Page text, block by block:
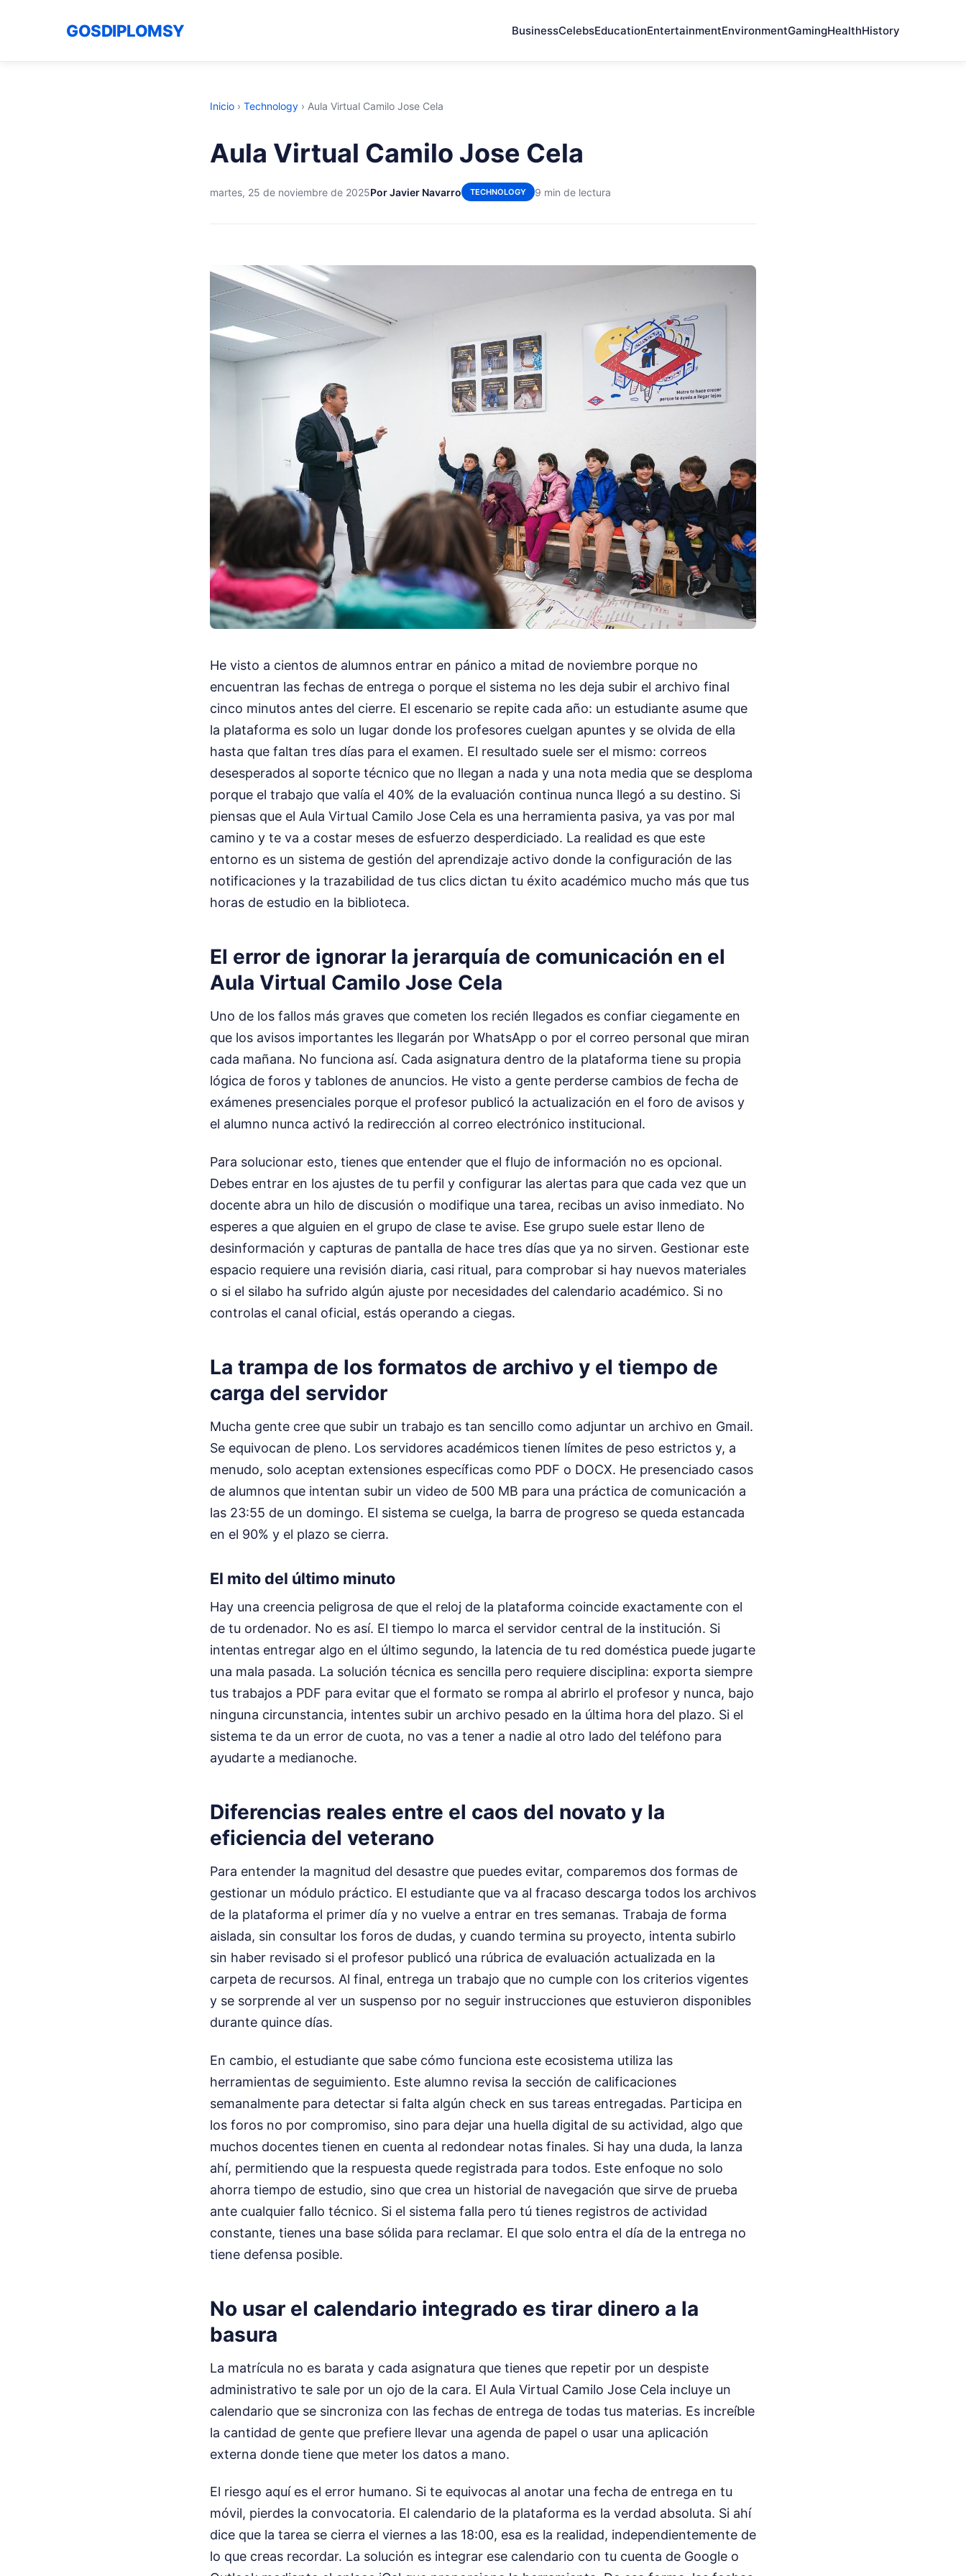
GOSDIPLOMSY BusinessCelebsEducationEntertainmentEnvironmentGamingHealthHistory
Inicio › Technology › Aula Virtual Camilo Jose Cela
Aula Virtual Camilo Jose Cela
martes, 25 de noviembre de 2025Por Javier Navarro TECHNOLOGY 9 min de lectura
He visto a cientos de alumnos entrar en pánico a mitad de noviembre porque no
encuentran las fechas de entrega o porque el sistema no les deja subir el archivo final
cinco minutos antes del cierre. El escenario se repite cada año: un estudiante asume que
la plataforma es solo un lugar donde los profesores cuelgan apuntes y se olvida de ella
hasta que faltan tres días para el examen. El resultado suele ser el mismo: correos
desesperados al soporte técnico que no llegan a nada y una nota media que se desploma
porque el trabajo que valía el 40% de la evaluación continua nunca llegó a su destino. Si
piensas que el Aula Virtual Camilo Jose Cela es una herramienta pasiva, ya vas por mal
camino y te va a costar meses de esfuerzo desperdiciado. La realidad es que este
entorno es un sistema de gestión del aprendizaje activo donde la configuración de las
notificaciones y la trazabilidad de tus clics dictan tu éxito académico mucho más que tus
horas de estudio en la biblioteca.
El error de ignorar la jerarquía de comunicación en el
Aula Virtual Camilo Jose Cela
Uno de los fallos más graves que cometen los recién llegados es confiar ciegamente en
que los avisos importantes les llegarán por WhatsApp o por el correo personal que miran
cada mañana. No funciona así. Cada asignatura dentro de la plataforma tiene su propia
lógica de foros y tablones de anuncios. He visto a gente perderse cambios de fecha de
exámenes presenciales porque el profesor publicó la actualización en el foro de avisos y
el alumno nunca activó la redirección al correo electrónico institucional.
Para solucionar esto, tienes que entender que el flujo de información no es opcional.
Debes entrar en los ajustes de tu perfil y configurar las alertas para que cada vez que un
docente abra un hilo de discusión o modifique una tarea, recibas un aviso inmediato. No
esperes a que alguien en el grupo de clase te avise. Ese grupo suele estar lleno de
desinformación y capturas de pantalla de hace tres días que ya no sirven. Gestionar este
espacio requiere una revisión diaria, casi ritual, para comprobar si hay nuevos materiales
o si el silabo ha sufrido algún ajuste por necesidades del calendario académico. Si no
controlas el canal oficial, estás operando a ciegas.
La trampa de los formatos de archivo y el tiempo de
carga del servidor
Mucha gente cree que subir un trabajo es tan sencillo como adjuntar un archivo en Gmail.
Se equivocan de pleno. Los servidores académicos tienen límites de peso estrictos y, a
menudo, solo aceptan extensiones específicas como PDF o DOCX. He presenciado casos
de alumnos que intentan subir un video de 500 MB para una práctica de comunicación a
las 23:55 de un domingo. El sistema se cuelga, la barra de progreso se queda estancada
en el 90% y el plazo se cierra.
El mito del último minuto
Hay una creencia peligrosa de que el reloj de la plataforma coincide exactamente con el
de tu ordenador. No es así. El tiempo lo marca el servidor central de la institución. Si
intentas entregar algo en el último segundo, la latencia de tu red doméstica puede jugarte
una mala pasada. La solución técnica es sencilla pero requiere disciplina: exporta siempre
tus trabajos a PDF para evitar que el formato se rompa al abrirlo el profesor y nunca, bajo
ninguna circunstancia, intentes subir un archivo pesado en la última hora del plazo. Si el
sistema te da un error de cuota, no vas a tener a nadie al otro lado del teléfono para
ayudarte a medianoche.
Diferencias reales entre el caos del novato y la
eficiencia del veterano
Para entender la magnitud del desastre que puedes evitar, comparemos dos formas de
gestionar un módulo práctico. El estudiante que va al fracaso descarga todos los archivos
de la plataforma el primer día y no vuelve a entrar en tres semanas. Trabaja de forma
aislada, sin consultar los foros de dudas, y cuando termina su proyecto, intenta subirlo
sin haber revisado si el profesor publicó una rúbrica de evaluación actualizada en la
carpeta de recursos. Al final, entrega un trabajo que no cumple con los criterios vigentes
y se sorprende al ver un suspenso por no seguir instrucciones que estuvieron disponibles
durante quince días.
En cambio, el estudiante que sabe cómo funciona este ecosistema utiliza las
herramientas de seguimiento. Este alumno revisa la sección de calificaciones
semanalmente para detectar si falta algún check en sus tareas entregadas. Participa en
los foros no por compromiso, sino para dejar una huella digital de su actividad, algo que
muchos docentes tienen en cuenta al redondear notas finales. Si hay una duda, la lanza
ahí, permitiendo que la respuesta quede registrada para todos. Este enfoque no solo
ahorra tiempo de estudio, sino que crea un historial de navegación que sirve de prueba
ante cualquier fallo técnico. Si el sistema falla pero tú tienes registros de actividad
constante, tienes una base sólida para reclamar. El que solo entra el día de la entrega no
tiene defensa posible.
No usar el calendario integrado es tirar dinero a la
basura
La matrícula no es barata y cada asignatura que tienes que repetir por un despiste
administrativo te sale por un ojo de la cara. El Aula Virtual Camilo Jose Cela incluye un
calendario que se sincroniza con las fechas de entrega de todas tus materias. Es increíble
la cantidad de gente que prefiere llevar una agenda de papel o usar una aplicación
externa donde tiene que meter los datos a mano.
El riesgo aquí es el error humano. Si te equivocas al anotar una fecha de entrega en tu
móvil, pierdes la convocatoria. El calendario de la plataforma es la verdad absoluta. Si ahí
dice que la tarea se cierra el viernes a las 18:00, esa es la realidad, independientemente de
lo que creas recordar. La solución es integrar ese calendario con tu cuenta de Google o